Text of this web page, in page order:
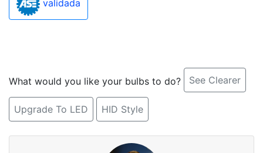
validada
What would you like your bulbs to do? See Clearer
Upgrade To LED HID Style